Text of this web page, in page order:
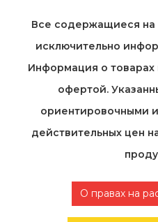
Все содержащиеся на
исключительно
Информация о товарах
офертой.
ориентировочными и
действительных цен
О правах на